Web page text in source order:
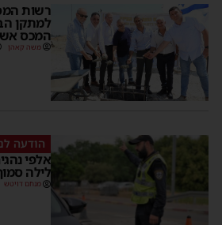
רשות
למתקן
המכס
משה קאהן
הודעה
אלפי
לילה
מנחם דויטש